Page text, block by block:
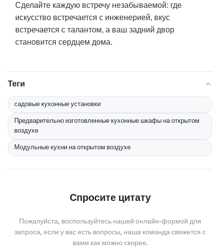
Сделайте каждую встречу незабываемой: где
искусство встречается с инженерией, вкус
встречается с талантом, а ваш задний двор
становится сердцем дома.
Теги
садовые кухонные установки
Предварительно изготовленные кухонные шкафы на открытом
воздухе
Модульные кухни на открытом воздухе
Спросите цитату
Пожалуйста, воспользуйтесь нашей онлайн-формой для
запроса, если у вас есть вопросы, наша команда свяжется с
вами как можно скорее.